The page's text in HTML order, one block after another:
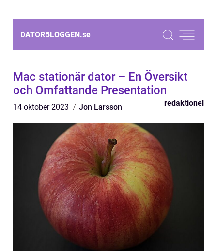
DATORBLOGGEN.se
Mac stationär dator – En Översikt
och Omfattande Presentation
14 oktober 2023 Jon Larsson redaktionel